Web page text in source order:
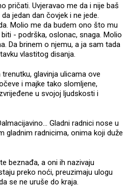
pričati. Uvjeravao me da i nije baš
jedan dan čovjek i ne jede.
Molio me da budem ono što mu
- podrška, oslonac, snaga. Molio
Da brinem o njemu, a ja sam tada
vlastitog disanja.
glavinja ulicama ove
i majke tako slomljene,
u svojoj ljudskosti i
Gladni radnici nose u
gladnim radnicima, onima koji duže
beznađa, a oni ih nazivaju
preko noći, preuzimaju ulogu
se ne uruše do kraja.